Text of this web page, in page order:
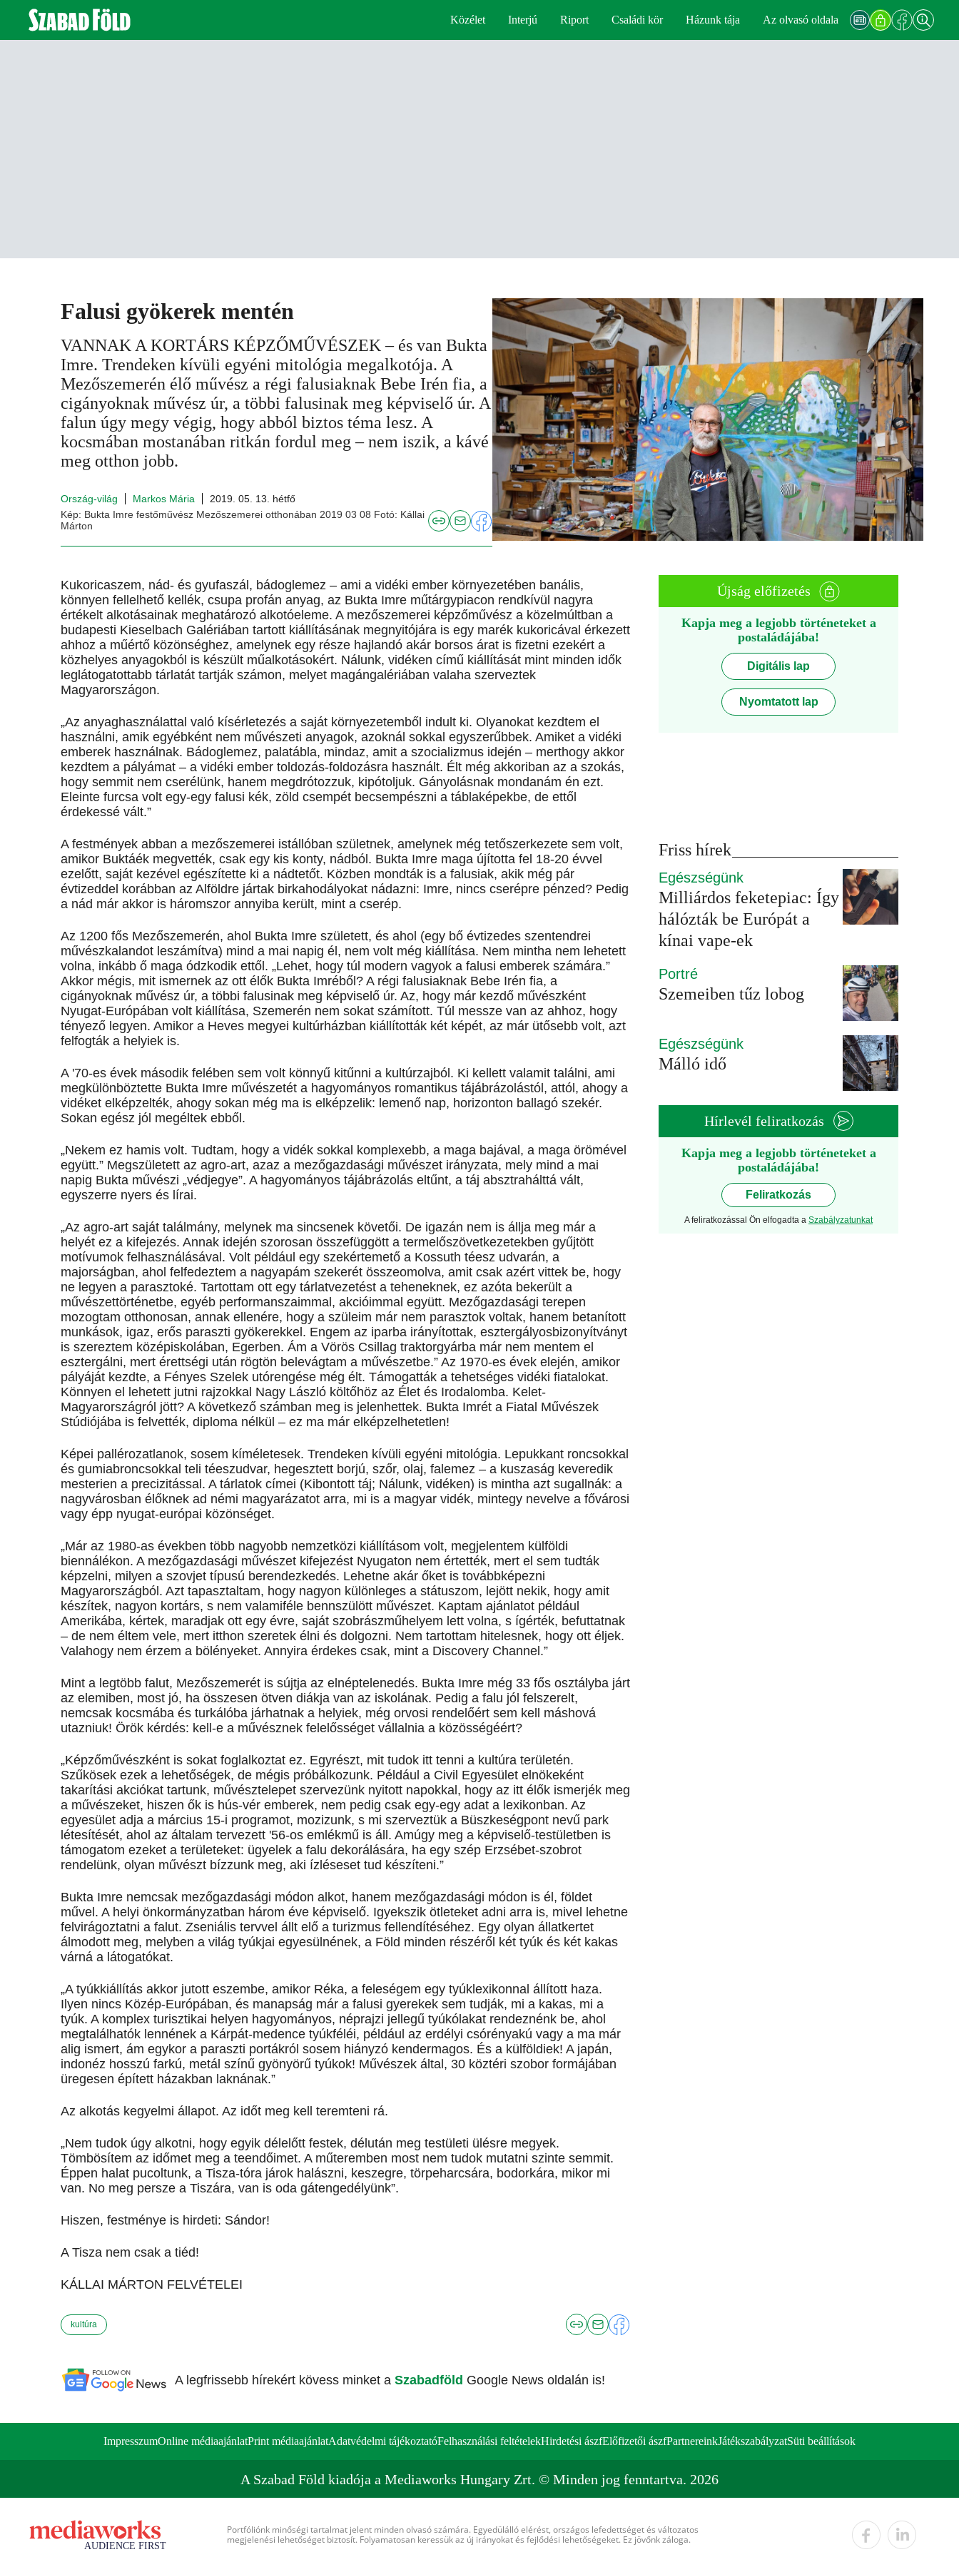
Közélet Interjú Riport Családi kör Házunk tája Az olvasó oldala
Falusi gyökerek mentén
VANNAK A KORTÁRS KÉPZŐMŰVÉSZEK – és van Bukta
Imre. Trendeken kívüli egyéni mitológia megalkotója. A
Mezőszemerén élő művész a régi falusiaknak Bebe Irén fia, a
cigányoknak művész úr, a többi falusinak meg képviselő úr. A
falun úgy megy végig, hogy abból biztos téma lesz. A
kocsmában mostanában ritkán fordul meg – nem iszik, a kávé
meg otthon jobb.
Ország-világ Markos Mária
2019. 05. 13. hétfő
Kép: Bukta Imre festőművész Mezőszemerei otthonában 2019 03 08 Fotó: Kállai
Márton
Kukoricaszem, nád- és gyufaszál, bádoglemez – ami a vidéki ember környezetében banális,
könnyen fellelhető kellék, csupa profán anyag, az Bukta Imre műtárgypiacon rendkívül nagyra
értékelt alkotásainak meghatározó alkotóeleme. A mezőszemerei képzőművész a közelmúltban a
budapesti Kieselbach Galériában tartott kiállításának megnyitójára is egy marék kukoricával érkezett
ahhoz a műértő közönséghez, amelynek egy része hajlandó akár borsos árat is fizetni ezekért a
közhelyes anyagokból is készült műalkotásokért. Nálunk, vidéken című kiállítását mint minden idők
leglátogatottabb tárlatát tartják számon, melyet magángalériában valaha szerveztek
Magyarországon.
„Az anyaghasználattal való kísérletezés a saját környezetemből indult ki. Olyanokat kezdtem el
használni, amik egyébként nem művészeti anyagok, azoknál sokkal egyszerűbbek. Amiket a vidéki
emberek használnak. Bádoglemez, palatábla, mindaz, amit a szocializmus idején – merthogy akkor
kezdtem a pályámat – a vidéki ember toldozás-foldozásra használt. Élt még akkoriban az a szokás,
hogy semmit nem cserélünk, hanem megdrótozzuk, kipótoljuk. Gányolásnak mondanám én ezt.
Eleinte furcsa volt egy-egy falusi kék, zöld csempét becsempészni a táblaképekbe, de ettől
érdekessé vált.”
A festmények abban a mezőszemerei istállóban születnek, amelynek még tetőszerkezete sem volt,
amikor Buktáék megvették, csak egy kis konty, nádból. Bukta Imre maga újította fel 18-20 évvel
ezelőtt, saját kezével egészítette ki a nádtetőt. Közben mondták is a falusiak, akik még pár
évtizeddel korábban az Alföldre jártak birkahodályokat nádazni: Imre, nincs cserépre pénzed? Pedig
a nád már akkor is háromszor annyiba került, mint a cserép.
Az 1200 fős Mezőszemerén, ahol Bukta Imre született, és ahol (egy bő évtizedes szentendrei
művészkalandot leszámítva) mind a mai napig él, nem volt még kiállítása. Nem mintha nem lehetett
volna, inkább ő maga ódzkodik ettől. „Lehet, hogy túl modern vagyok a falusi emberek számára.”
Akkor mégis, mit ismernek az ott élők Bukta Imréből? A régi falusiaknak Bebe Irén fia, a
cigányoknak művész úr, a többi falusinak meg képviselő úr. Az, hogy már kezdő művészként
Nyugat-Európában volt kiállítása, Szemerén nem sokat számított. Túl messze van az ahhoz, hogy
tényező legyen. Amikor a Heves megyei kultúrházban kiállították két képét, az már ütősebb volt, azt
felfogták a helyiek is.
A '70-es évek második felében sem volt könnyű kitűnni a kultúrzajból. Ki kellett valamit találni, ami
megkülönböztette Bukta Imre művészetét a hagyományos romantikus tájábrázolástól, attól, ahogy a
vidéket elképzelték, ahogy sokan még ma is elképzelik: lemenő nap, horizonton ballagó szekér.
Sokan egész jól megéltek ebből.
„Nekem ez hamis volt. Tudtam, hogy a vidék sokkal komplexebb, a maga bajával, a maga örömével
együtt.” Megszületett az agro-art, azaz a mezőgazdasági művészet irányzata, mely mind a mai
napig Bukta művészi „védjegye”. A hagyományos tájábrázolás eltűnt, a táj absztrahálttá vált,
egyszerre nyers és lírai.
„Az agro-art saját találmány, melynek ma sincsenek követői. De igazán nem is állja meg már a
helyét ez a kifejezés. Annak idején szorosan összefüggött a termelőszövetkezetekben gyűjtött
motívumok felhasználásával. Volt például egy szekértemető a Kossuth téesz udvarán, a
majorságban, ahol felfedeztem a nagyapám szekerét összeomolva, amit csak azért vittek be, hogy
ne legyen a parasztoké. Tartottam ott egy tárlatvezetést a teheneknek, ez azóta bekerült a
művészettörténetbe, egyéb performanszaimmal, akcióimmal együtt. Mezőgazdasági terepen
mozogtam otthonosan, annak ellenére, hogy a szüleim már nem parasztok voltak, hanem betanított
munkások, igaz, erős paraszti gyökerekkel. Engem az iparba irányítottak, esztergályosbizonyítványt
is szereztem középiskolában, Egerben. Ám a Vörös Csillag traktorgyárba már nem mentem el
esztergálni, mert érettségi után rögtön belevágtam a művészetbe.” Az 1970-es évek elején, amikor
pályáját kezdte, a Fényes Szelek utórengése még élt. Támogatták a tehetséges vidéki fiatalokat.
Könnyen el lehetett jutni rajzokkal Nagy László költőhöz az Élet és Irodalomba. Kelet-
Magyarországról jött? A következő számban meg is jelenhettek. Bukta Imrét a Fiatal Művészek
Stúdiójába is felvették, diploma nélkül – ez ma már elképzelhetetlen!
Képei pallérozatlanok, sosem kíméletesek. Trendeken kívüli egyéni mitológia. Lepukkant roncsokkal
és gumiabroncsokkal teli téeszudvar, hegesztett borjú, szőr, olaj, falemez – a kuszaság keveredik
mesterien a precizitással. A tárlatok címei (Kibontott táj; Nálunk, vidéken) is mintha azt sugallnák: a
nagyvárosban élőknek ad némi magyarázatot arra, mi is a magyar vidék, mintegy nevelve a fővárosi
vagy épp nyugat-európai közönséget.
„Már az 1980-as években több nagyobb nemzetközi kiállításom volt, megjelentem külföldi
biennálékon. A mezőgazdasági művészet kifejezést Nyugaton nem értették, mert el sem tudták
képzelni, milyen a szovjet típusú berendezkedés. Lehetne akár őket is továbbképezni
Magyarországból. Azt tapasztaltam, hogy nagyon különleges a státuszom, lejött nekik, hogy amit
készítek, nagyon kortárs, s nem valamiféle bennszülött művészet. Kaptam ajánlatot például
Amerikába, kértek, maradjak ott egy évre, saját szobrászműhelyem lett volna, s ígérték, befuttatnak
– de nem éltem vele, mert itthon szeretek élni és dolgozni. Nem tartottam hitelesnek, hogy ott éljek.
Valahogy nem érzem a bölényeket. Annyira érdekes csak, mint a Discovery Channel.”
Mint a legtöbb falut, Mezőszemerét is sújtja az elnéptelenedés. Bukta Imre még 33 fős osztályba járt
az elemiben, most jó, ha összesen ötven diákja van az iskolának. Pedig a falu jól felszerelt,
nemcsak kocsmába és turkálóba járhatnak a helyiek, még orvosi rendelőért sem kell máshová
utazniuk! Örök kérdés: kell-e a művésznek felelősséget vállalnia a közösségéért?
„Képzőművészként is sokat foglalkoztat ez. Egyrészt, mit tudok itt tenni a kultúra területén.
Szűkösek ezek a lehetőségek, de mégis próbálkozunk. Például a Civil Egyesület elnökeként
takarítási akciókat tartunk, művésztelepet szervezünk nyitott napokkal, hogy az itt élők ismerjék meg
a művészeket, hiszen ők is hús-vér emberek, nem pedig csak egy-egy adat a lexikonban. Az
egyesület adja a március 15-i programot, mozizunk, s mi szerveztük a Büszkeségpont nevű park
létesítését, ahol az általam tervezett '56-os emlékmű is áll. Amúgy meg a képviselő-testületben is
támogatom ezeket a területeket: ügyelek a falu dekorálására, ha egy szép Erzsébet-szobrot
rendelünk, olyan művészt bízzunk meg, aki ízléseset tud készíteni.”
Bukta Imre nemcsak mezőgazdasági módon alkot, hanem mezőgazdasági módon is él, földet
művel. A helyi önkormányzatban három éve képviselő. Igyekszik ötleteket adni arra is, mivel lehetne
felvirágoztatni a falut. Zseniális tervvel állt elő a turizmus fellendítéséhez. Egy olyan állatkertet
álmodott meg, melyben a világ tyúkjai egyesülnének, a Föld minden részéről két tyúk és két kakas
várná a látogatókat.
„A tyúkkiállítás akkor jutott eszembe, amikor Réka, a feleségem egy tyúklexikonnal állított haza.
Ilyen nincs Közép-Európában, és manapság már a falusi gyerekek sem tudják, mi a kakas, mi a
tyúk. A komplex turisztikai helyen hagyományos, néprajzi jellegű tyúkólakat rendeznénk be, ahol
megtalálhatók lennének a Kárpát-medence tyúkféléi, például az erdélyi csórényakú vagy a ma már
alig ismert, ám egykor a paraszti portákról sosem hiányzó kendermagos. És a külföldiek! A japán,
indonéz hosszú farkú, metál színű gyönyörű tyúkok! Művészek által, 30 köztéri szobor formájában
üregesen épített házakban laknának.”
Az alkotás kegyelmi állapot. Az időt meg kell teremteni rá.
„Nem tudok úgy alkotni, hogy egyik délelőtt festek, délután meg testületi ülésre megyek.
Tömbösítem az időmet meg a teendőimet. A műteremben most nem tudok mutatni szinte semmit.
Éppen halat pucoltunk, a Tisza-tóra járok halászni, keszegre, törpeharcsára, bodorkára, mikor mi
van. No meg persze a Tiszára, van is oda gátengedélyünk”.
Hiszen, festménye is hirdeti: Sándor!
A Tisza nem csak a tiéd!
KÁLLAI MÁRTON FELVÉTELEI
kultúra
A legfrissebb hírekért kövess minket a Szabadföld Google News oldalán is!
Újság előfizetés
Kapja meg a legjobb történeteket a
postaládájába!
Digitális lap
Nyomtatott lap
Friss hírek
Egészségünk
Milliárdos feketepiac: Így
hálózták be Európát a
kínai vape-ek
Portré
Szemeiben tűz lobog
Egészségünk
Málló idő
Hírlevél feliratkozás
Kapja meg a legjobb történeteket a
postaládájába!
Feliratkozás
A feliratkozással Ön elfogadta a Szabályzatunkat
ImpresszumOnline médiaajánlatPrint médiaajánlatAdatvédelmi tájékoztatóFelhasználási feltételekHirdetési ászfElőfizetői ászfPartnereinkJátékszabályzatSüti beállítások
A Szabad Föld kiadója a Mediaworks Hungary Zrt. © Minden jog fenntartva. 2026
Portfóliónk minőségi tartalmat jelent minden olvasó számára. Egyedülálló elérést, országos lefedettséget és változatos
megjelenési lehetőséget biztosít. Folyamatosan keressük az új irányokat és fejlődési lehetőségeket. Ez jövőnk záloga.